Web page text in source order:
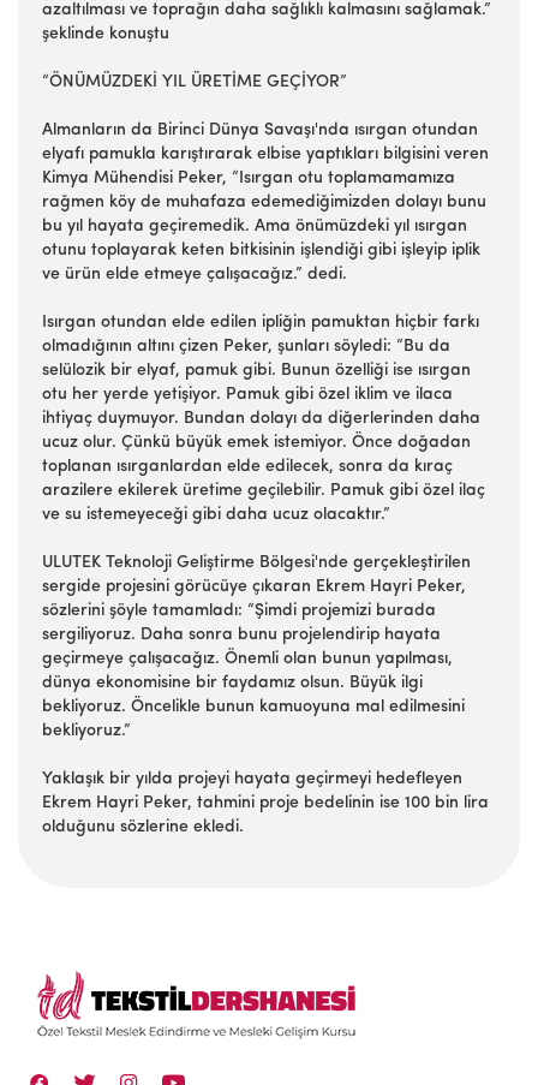
azaltılması ve toprağın daha sağlıklı kalmasını sağlamak.”
şeklinde konuştu
“ÖNÜMÜZDEKİ YIL ÜRETİME GEÇİYOR”
Almanların da Birinci Dünya Savaşı'nda ısırgan otundan
elyafı pamukla karıştırarak elbise yaptıkları bilgisini veren
Kimya Mühendisi Peker, “Isırgan otu toplamamamıza
rağmen köy de muhafaza edemediğimizden dolayı bunu
bu yıl hayata geçiremedik. Ama önümüzdeki yıl ısırgan
otunu toplayarak keten bitkisinin işlendiği gibi işleyip iplik
ve ürün elde etmeye çalışacağız.” dedi.
Isırgan otundan elde edilen ipliğin pamuktan hiçbir farkı
olmadığının altını çizen Peker, şunları söyledi: “Bu da
selülozik bir elyaf, pamuk gibi. Bunun özelliği ise ısırgan
otu her yerde yetişiyor. Pamuk gibi özel iklim ve ilaca
ihtiyaç duymuyor. Bundan dolayı da diğerlerinden daha
ucuz olur. Çünkü büyük emek istemiyor. Önce doğadan
toplanan ısırganlardan elde edilecek, sonra da kıraç
arazilere ekilerek üretime geçilebilir. Pamuk gibi özel ilaç
ve su istemeyeceği gibi daha ucuz olacaktır.”
ULUTEK Teknoloji Geliştirme Bölgesi'nde gerçekleştirilen
sergide projesini görücüye çıkaran Ekrem Hayri Peker,
sözlerini şöyle tamamladı: “Şimdi projemizi burada
sergiliyoruz. Daha sonra bunu projelendirip hayata
geçirmeye çalışacağız. Önemli olan bunun yapılması,
dünya ekonomisine bir faydamız olsun. Büyük ilgi
bekliyoruz. Öncelikle bunun kamuoyuna mal edilmesini
bekliyoruz.”
Yaklaşık bir yılda projeyi hayata geçirmeyi hedefleyen
Ekrem Hayri Peker, tahmini proje bedelinin ise 100 bin lira
olduğunu sözlerine ekledi.